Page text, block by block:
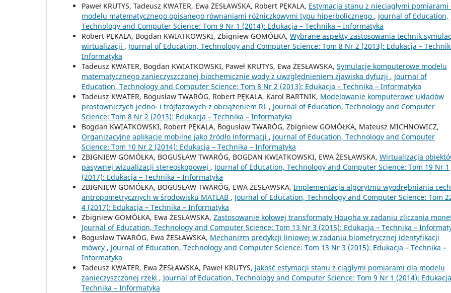
Paweł KRUTYS, Tadeusz KWATER, Ewa ŻESŁAWSKA, Robert PĘKALA, Estymacja stanu z nieciągłymi pomiarami
modelu matematycznego opisanego równaniami różniczkowymi typu hiperbolicznego , Journal of Education,
Technology and Computer Science: Tom 9 Nr 1 (2014): Edukacja – Technika – Informatyka
Robert PĘKALA, Bogdan KWIATKOWSKI, Zbigniew GOMÓŁKA, Wybrane aspekty zastosowania technik
wirtualizacji , Journal of Education, Technology and Computer Science: Tom 8 Nr 2 (2013): Edukacja –
Informatyka
Tadeusz KWATER, Bogdan KWIATKOWSKI, Paweł KRUTYS, Ewa ŻESŁAWSKA, Symulacje komputerowe modelu
matematycznego zanieczyszczonej biochemicznie wody z uwzględnieniem zjawiska dyfuzji , Journal of
Education, Technology and Computer Science: Tom 8 Nr 2 (2013): Edukacja – Technika – Informatyka
Tadeusz KWATER, Bogusław TWARÓG, Robert PĘKALA, Karol BARTNIK, Modelowanie komputerowe układów
prostowniczych jedno- i trójfazowych z obciążeniem RL , Journal of Education, Technology and Computer
Science: Tom 8 Nr 2 (2013): Edukacja – Technika – Informatyka
Bogdan KWIATKOWSKI, Robert PĘKALA, Bogusław TWARÓG, Zbigniew GOMÓŁKA, Mateusz MICHNOWICZ,
Organizacyjne aplikacje mobilne jako źródło informacji , Journal of Education, Technology and Computer
Science: Tom 10 Nr 2 (2014): Edukacja – Technika – Informatyka
ZBIGNIEW GOMÓŁKA, BOGUSŁAW TWARÓG, BOGDAN KWIATKOWSKI, EWA ŻESŁAWSKA, Wirtualizacja
pasywnej wizualizacji stereoskopowej , Journal of Education, Technology and Computer Science: Tom 19 Nr 1
(2017): Edukacja – Technika – Informatyka
ZBIGNIEW GOMÓŁKA, BOGUSŁAW TWARÓG, EWA ŻESŁAWSKA, Implementacja algorytmu wyodrębniania cech
antropometrycznych w środowisku MATLAB , Journal of Education, Technology and Computer Science: Tom
4 (2017): Edukacja – Technika – Informatyka
Zbigniew GOMÓŁKA, Ewa ŻESŁAWSKA, Zastosowanie kołowej transformaty Hougha w zadaniu zliczania
Journal of Education, Technology and Computer Science: Tom 13 Nr 3 (2015): Edukacja – Technika –
Bogusław TWARÓG, Ewa ŻESŁAWSKA, Mechanizm predykcji liniowej w zadaniu biometrycznej identyfikacji
mówcy , Journal of Education, Technology and Computer Science: Tom 13 Nr 3 (2015): Edukacja – Technika –
Informatyka
Tadeusz KWATER, Ewa ŻESŁAWSKA, Paweł KRUTYS, Jakość estymacji stanu z ciągłymi pomiarami dla modelu
zanieczyszczonej rzeki , Journal of Education, Technology and Computer Science: Tom 9 Nr 1 (2014):
Technika – Informatyka